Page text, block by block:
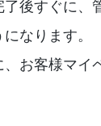
了後すぐに、
なります。
お客様マイ